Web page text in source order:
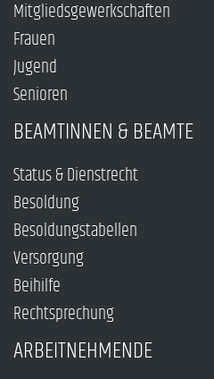
Mitgliedsgewerkschaften
Frauen
Jugend
Senioren
BEAMTINNEN & BEAMTE
Status & Dienstrecht
Besoldung
Besoldungstabellen
Versorgung
Beihilfe
Rechtsprechung
ARBEITNEHMENDE